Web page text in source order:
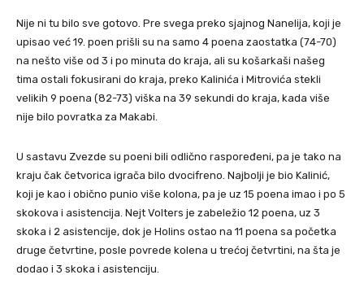
Nije ni tu bilo sve gotovo. Pre svega preko sjajnog Nanelija, koji je
upisao već 19. poen prišli su na samo 4 poena zaostatka (74-70)
na nešto više od 3 i po minuta do kraja, ali su košarkaši našeg
tima ostali fokusirani do kraja, preko Kalinića i Mitrovića stekli
velikih 9 poena (82-73) viška na 39 sekundi do kraja, kada više
nije bilo povratka za Makabi.
U sastavu Zvezde su poeni bili odlično raspoređeni, pa je tako na
kraju čak četvorica igrača bilo dvocifreno. Najbolji je bio Kalinić,
koji je kao i obično punio više kolona, pa je uz 15 poena imao i po 5
skokova i asistencija. Nejt Volters je zabeležio 12 poena, uz 3
skoka i 2 asistencije, dok je Holins ostao na 11 poena sa početka
druge četvrtine, posle povrede kolena u trećoj četvrtini, na šta je
dodao i 3 skoka i asistenciju.